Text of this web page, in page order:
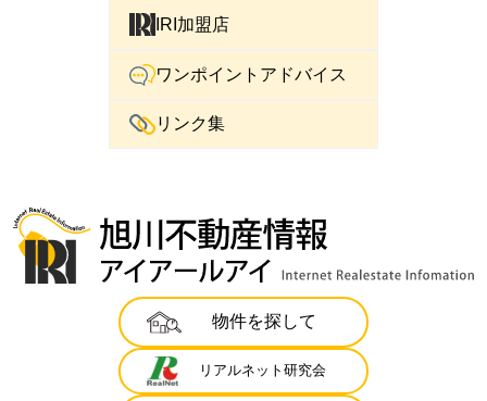
IRI加盟店
ワンポイントアドバイス
リンク集
物件を探して
リアルネット研究会